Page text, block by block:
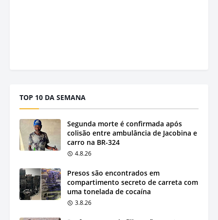
TOP 10 DA SEMANA
Segunda morte é confirmada após
colisão entre ambulância de Jacobina e
carro na BR-324
4.8.26
Presos são encontrados em
compartimento secreto de carreta com
uma tonelada de cocaína
3.8.26